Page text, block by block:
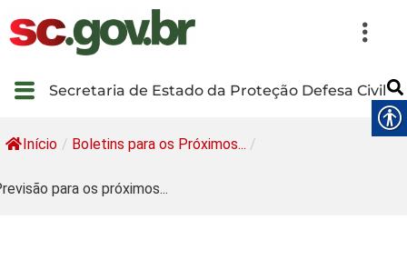
Secretaria de Estado da Proteção Defesa Civil
Início / Boletins para os Próximos... /
para os próximos...